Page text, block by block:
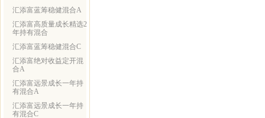
汇添富蓝筹稳健混合A
汇添富高质量成长精选2
年持有混合
汇添富蓝筹稳健混合C
汇添富绝对收益定开混
合A
汇添富远景成长一年持
有混合A
汇添富远景成长一年持
有混合C